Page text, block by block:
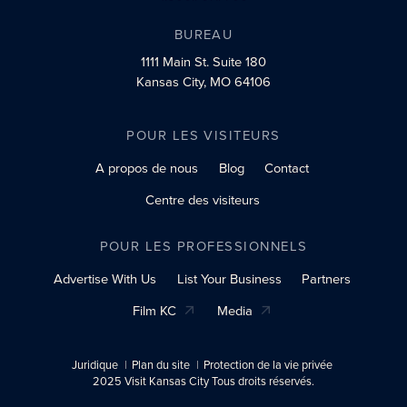
BUREAU
1111 Main St.Suite 180
Kansas City, MO 64106
POUR LES VISITEURS
A propos de nous
Blog
Contact
Centre des visiteurs
POUR LES PROFESSIONNELS
Advertise With Us
List Your Business
Partners
Film KC
Media
Juridique Plan du site
Protection de la vie privée
2025 Visit Kansas City Tous droits réservés.